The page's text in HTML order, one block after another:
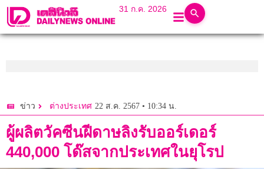
31 ก.ค. 2026
ข่าว ต่างประเทศ 22 ส.ค. 2567 • 10:34 น.
ผู้ผลิตวัคซีนฝีดาษลิงรับออร์เดอร์
440,000 โด๊สจากประเทศในยุโรป